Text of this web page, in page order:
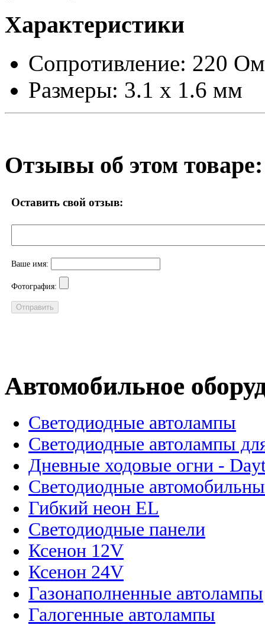
Характеристики
Сопротивление: 220 Ом
Размеры: 3.1 x 1.6 мм
Отзывы об этом товаре:
Оставить свой отзыв:
Ваше имя:
Фотография:
Автомобильное
Светодиодные автолампы
Светодиодные автолампы
Дневные ходовые огни -
Светодиодные
Гибкий неон EL
Светодиодные панели
Ксенон 12V
Ксенон 24V
Газонаполненные автолампы
Галогенные автолампы